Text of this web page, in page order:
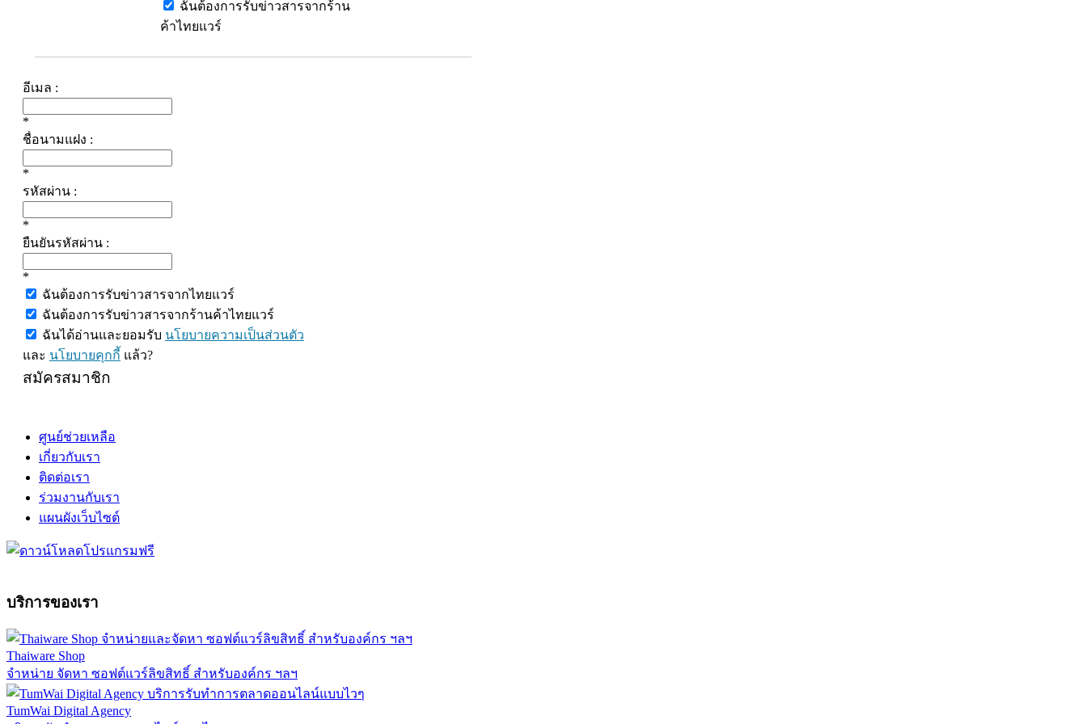
ฉันต้องการรับข่าวสารจากร้าน
ค้าไทยแวร์
อีเมล :
*
ชื่อนามแฝง :
*
รหัสผ่าน :
*
ยืนยันรหัสผ่าน :
*
ฉันต้องการรับข่าวสารจากไทยแวร์
ฉันต้องการรับข่าวสารจากร้านค้าไทยแวร์
ฉันได้อ่านและยอมรับ นโยบายความเป็นส่วนตัว
และ นโยบายคุกกี้ แล้ว?
สมัครสมาชิก
ศูนย์ช่วยเหลือ
เกี่ยวกับเรา
ติดต่อเรา
ร่วมงานกับเรา
แผนผังเว็บไซต์
บริการของเรา
Thaiware Shop
จำหน่าย จัดหา ซอฟต์แวร์ลิขสิทธิ์ สำหรับองค์กร ฯลฯ
TumWai Digital Agency